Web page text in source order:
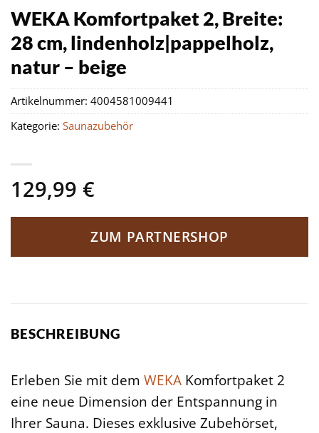
WEKA Komfortpaket 2, Breite:
28 cm, lindenholz|pappelholz,
natur – beige
129,99 €
ZUM PARTNERSHOP
Artikelnummer: 4004581009441
Kategorie: Saunazubehör
BESCHREIBUNG
Erleben Sie mit dem WEKA Komfortpaket 2
eine neue Dimension der Entspannung in
Ihrer Sauna. Dieses exklusive Zubehörset,